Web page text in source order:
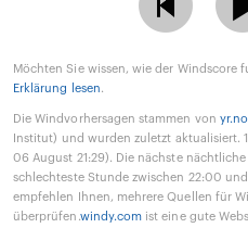
Möchten Sie wissen, wie der Windscore
Erklärung lesen.
Die Windvorhersagen stammen von yr.no
Institut) und wurden zuletzt aktualisiert.
06 August 21:29). Die nächste
schlechteste Stunde zwischen 22:00
empfehlen Ihnen, mehrere Quellen für
überprüfen.windy.com ist eine gute